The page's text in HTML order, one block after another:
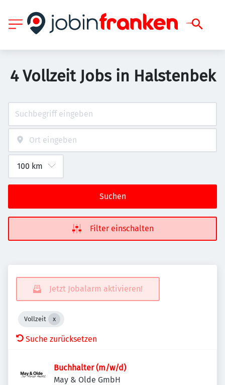
4 Vollzeit Jobs in Halstenbek
Suchen
Filter einschalten
Jetzt Jobalarm aktivieren!
Vollzeit
Suche zurücksetzen
Buchhalter (m/w/d)
May & Olde GmbH